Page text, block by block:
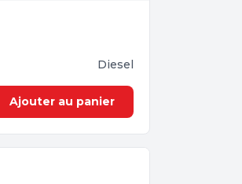
Diesel
Ajouter au panier